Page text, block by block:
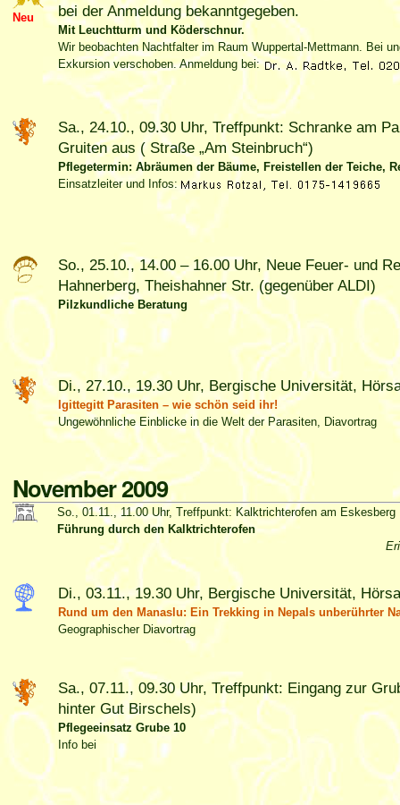
Neu
bei der Anmeldung bekanntgegeben.
Mit Leuchtturm und Köderschnur.
Wir beobachten Nachtfalter im Raum Wuppertal-Mettmann. Bei
Exkursion verschoben. Anmeldung bei:
Sa., 24.10., 09.30 Uhr, Treffpunkt: Schranke am
Gruiten aus ( Straße „Am Steinbruch“)
Pflegetermin: Abräumen der Bäume, Freistellen der Teiche,
Einsatzleiter und Infos:
So., 25.10., 14.00 – 16.00 Uhr, Neue Feuer- und
Hahnerberg, Theishahner Str. (gegenüber ALDI)
Pilzkundliche Beratung
Di., 27.10., 19.30 Uhr, Bergische Universität,
Igittegitt Parasiten – wie schön seid ihr!
Ungewöhnliche Einblicke in die Welt der Parasiten, Diavortrag
November 2009
So., 01.11., 11.00 Uhr, Treffpunkt: Kalktrichterofen am Eskesberg
Führung durch den Kalktrichterofen
Di., 03.11., 19.30 Uhr, Bergische Universität,
Rund um den Manaslu: Ein Trekking in Nepals unberührter
Geographischer Diavortrag
Sa., 07.11., 09.30 Uhr, Treffpunkt: Eingang zur
hinter Gut Birschels)
Pflegeeinsatz Grube 10
Info bei